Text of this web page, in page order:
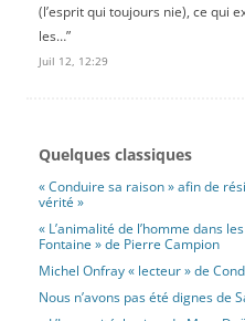
(l’esprit qui toujours nie), ce qui
les…”
Juil 12, 12:29
Quelques classiques
« Conduire sa raison » afin de
vérité »
« L’animalité de l’homme dans
Fontaine » de Pierre Campion
Michel Onfray « lecteur » de
Nous n’avons pas été dignes de